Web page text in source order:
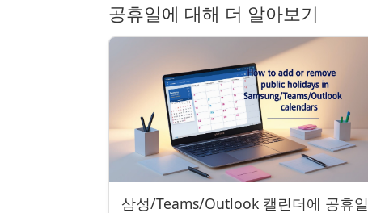
공휴일에 대해 더 알아보기
삼성/Teams/Outlook 캘린더에 공휴일